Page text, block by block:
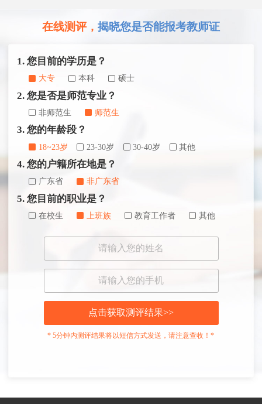
在线测评， 揭晓您是否能报考教师证
1. 您目前的学历是？
大专 本科 硕士
2. 您是否是师范专业？
非师范生 师范生
3. 您的年龄段？
18~23岁 23-30岁 30-40岁 其他
4. 您的户籍所在地是？
广东省 非广东省
5. 您目前的职业是？
在校生 上班族 教育工作者 其他
点击获取测评结果>>
* 5分钟内测评结果将以短信方式发送，请注意查收！*